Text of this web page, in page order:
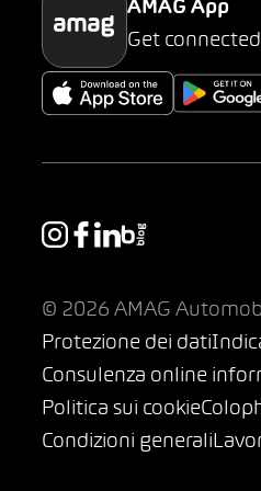
AMAG App
Get
© 2026 AMAG
Protezione dei dati
Consulenza online
Politica sui cookie
Condizioni generali